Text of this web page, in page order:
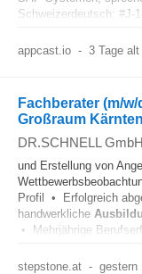
Schweizerdeutsch; #J-
appcast.io - 3 Tage alt
Fachberater (m/
Großraum
DR.SCHNELL
und Erstellung von
Profil • Erfolgreich
handwerkliche
• Mehrjährige
stepstone.at - gestern